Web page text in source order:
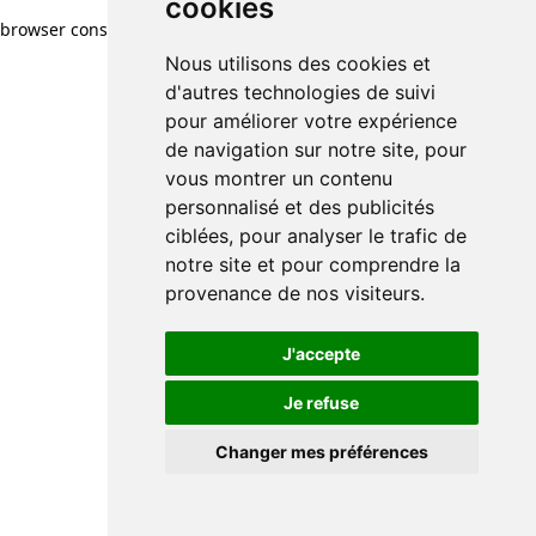
cookies
Nous utilisons des cookies et
d'autres technologies de suivi
pour améliorer votre expérience
de navigation sur notre site, pour
vous montrer un contenu
personnalisé et des publicités
ciblées, pour analyser le trafic de
notre site et pour comprendre la
provenance de nos visiteurs.
J'accepte
Je refuse
Changer mes préférences
cookies
Nous utilisons des cookies et
d'autres technologies de suivi
pour améliorer votre expérience
de navigation sur notre site, pour
vous montrer un contenu
personnalisé et des publicités
ciblées, pour analyser le trafic de
notre site et pour comprendre la
provenance de nos visiteurs.
J'accepte
Je refuse
Changer mes préférences
browser console for more information)